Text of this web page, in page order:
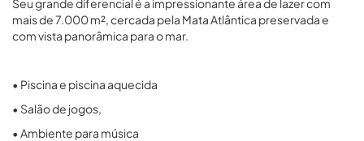
Seu grande diferencial é a impressionante área de lazer com
mais de 7.000 m², cercada pela Mata Atlântica preservada e
com vista panorâmica para o mar.
• Piscina e piscina aquecida
• Salão de jogos,
• Ambiente para música